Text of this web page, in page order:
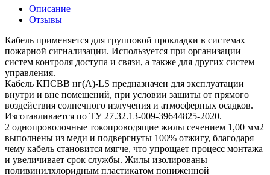
Описание
Отзывы
Кабель применяется для групповой прокладки в системах
пожарной сигнализации. Используется при организации
систем контроля доступа и связи, а также для других систем
управления.
Кабель КПСВВ нг(А)-LS предназначен для эксплуатации
внутри и вне помещений, при условии защиты от прямого
воздействия солнечного излучения и атмосферных осадков.
Изготавливается по ТУ 27.32.13-009-39644825-2020.
2 однопроволочные токопроводящие жилы сечением 1,00 мм2
выполнены из меди и подвергнуты 100% отжигу, благодаря
чему кабель становится мягче, что упрощает процесс монтажа
и увеличивает срок службы. Жилы изолированы
поливинилхлоридным пластикатом пониженной